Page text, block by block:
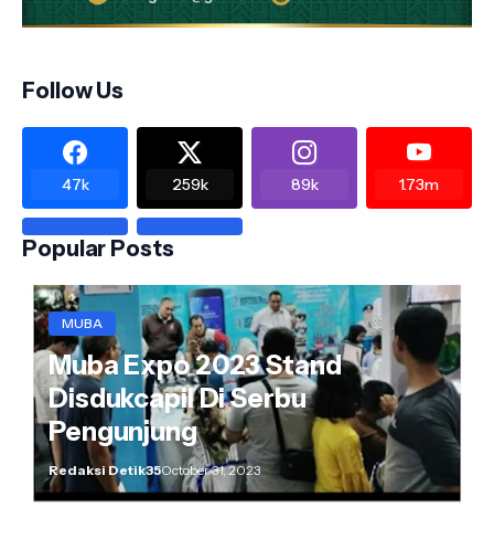
Follow Us
47k 259k 89k 1.73m
Popular Posts
MUBA
Muba Expo 2023 Stand
Disdukcapil Di Serbu
Pengunjung
Redaksi Detik35October 31, 2023